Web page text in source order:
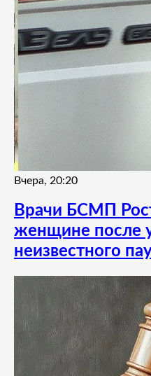
Вчера, 20:20
Врачи БСМП
женщине после
неизвестного